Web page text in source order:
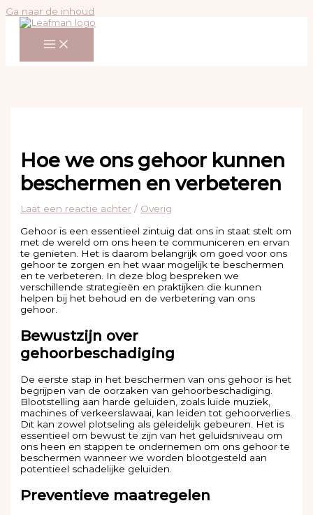
Ga naar de inhoud
Hoe we ons gehoor kunnen
beschermen en verbeteren
Laat een reactie achter / Overig
Gehoor is een essentieel zintuig dat ons in staat stelt om
met de wereld om ons heen te communiceren en ervan
te genieten. Het is daarom belangrijk om goed voor ons
gehoor te zorgen en het waar mogelijk te beschermen
en te verbeteren. In deze blog bespreken we
verschillende strategieën en praktijken die kunnen
helpen bij het behoud en de verbetering van ons
gehoor.
Bewustzijn over
gehoorbeschadiging
De eerste stap in het beschermen van ons gehoor is het
begrijpen van de oorzaken van gehoorbeschadiging.
Blootstelling aan harde geluiden, zoals luide muziek,
machines of verkeerslawaai, kan leiden tot gehoorverlies.
Dit kan zowel plotseling als geleidelijk gebeuren. Het is
essentieel om bewust te zijn van het geluidsniveau om
ons heen en stappen te ondernemen om ons gehoor te
beschermen wanneer we worden blootgesteld aan
potentieel schadelijke geluiden.
Preventieve maatregelen